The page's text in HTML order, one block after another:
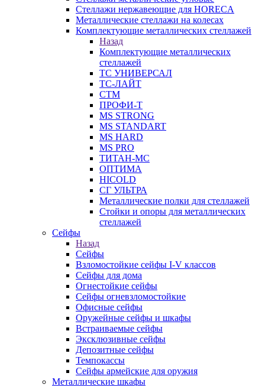
Стеллажи нержавеющие для HORECA
Металлические стеллажи на колесах
Комплектующие металлических стеллажей
Назад
Комплектующие металлических
стеллажей
ТС УНИВЕРСАЛ
ТС-ЛАЙТ
СТМ
ПРОФИ-Т
MS STRONG
MS STANDART
MS HARD
MS PRO
ТИТАН-МС
ОПТИМА
HICOLD
СГ УЛЬТРА
Металлические полки для стеллажей
Стойки и опоры для металлических
стеллажей
Сейфы
Назад
Сейфы
Взломостойкие сейфы I-V классов
Сейфы для дома
Огнестойкие сейфы
Сейфы огневзломостойкие
Офисные сейфы
Оружейные сейфы и шкафы
Встраиваемые сейфы
Эксклюзивные сейфы
Депозитные сейфы
Темпокассы
Сейфы армейские для оружия
Металлические шкафы